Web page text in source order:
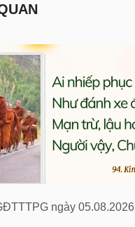
ngày 05.08.2026